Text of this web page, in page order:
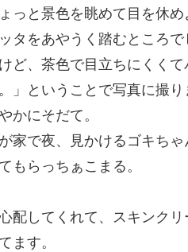
っと景色を眺めて目を休め
タをあやうく踏むところで
ど、茶色で目立ちにくくて
」ということで写真に撮り
かにそだて。
家で夜、見かけるゴキちゃ
もらっちぁこまる。
配してくれて、スキンク
ます。